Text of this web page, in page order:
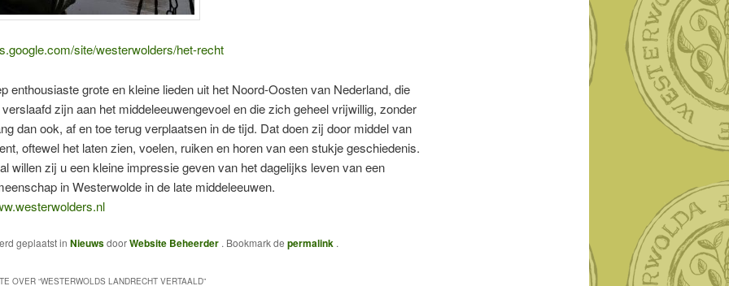
site/westerwolders/het-recht
enthousiaste grote en kleine lieden uit het Noord-Oosten van Nederland, die
zijn aan het middeleeuwengevoel en die zich geheel vrijwillig, zonder
dan ook, af en toe terug verplaatsen in de tijd. Dat doen zij door middel van
oftewel het laten zien, voelen, ruiken en horen van een stukje geschiedenis.
willen zij u een kleine impressie geven van het dagelijks leven van een
in Westerwolde in de late middeleeuwen.
geplaatst in NieuwsdoorWebsite Beheerder . Bookmark de permalink .
OVER “WESTERWOLDS LANDRECHT VERTAALD”